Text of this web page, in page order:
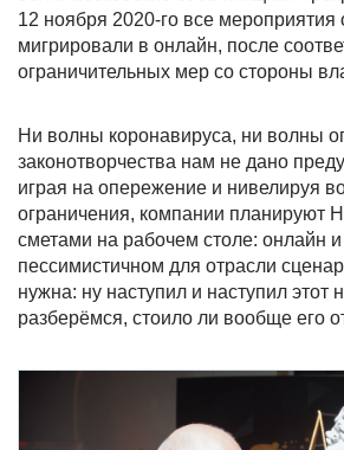
12 ноября 2020-го все мероприятия
мигрировали в онлайн, после
ограничительных мер со стороны
Ни волны коронавируса, ни волны
законотворчества нам не дано
играя на опережение и нивелируя
ограничения, компании планируют
сметами на рабочем столе: онлайн
пессимистичном для отрасли
нужна: ну наступил и наступил этот
разберёмся, стоило ли вообще его